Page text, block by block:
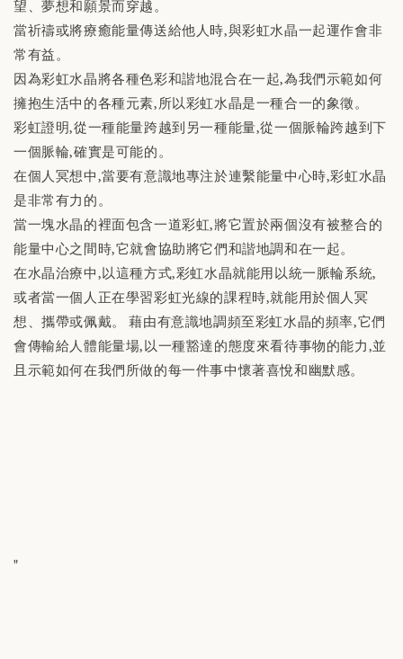
望、夢想和願景而穿越。
當祈禱或將療癒能量傳送給他人時,與彩虹水晶一起運作會非
常有益。
因為彩虹水晶將各種色彩和諧地混合在一起,為我們示範如何
擁抱生活中的各種元素,所以彩虹水晶是一種合一的象徵。
彩虹證明,從一種能量跨越到另一種能量,從一個脈輪跨越到下
一個脈輪,確實是可能的。
在個人冥想中,當要有意識地專注於連繫能量中心時,彩虹水晶
是非常有力的。
當一塊水晶的裡面包含一道彩虹,將它置於兩個沒有被整合的
能量中心之間時,它就會協助將它們和諧地調和在一起。
在水晶治療中,以這種方式,彩虹水晶就能用以統一脈輪系統,
或者當一個人正在學習彩虹光線的課程時,就能用於個人冥
想、攜帶或佩戴。 藉由有意識地調頻至彩虹水晶的頻率,它們
會傳輸給人體能量場,以一種豁達的態度來看待事物的能力,並
且示範如何在我們所做的每一件事中懷著喜悅和幽默感。
"